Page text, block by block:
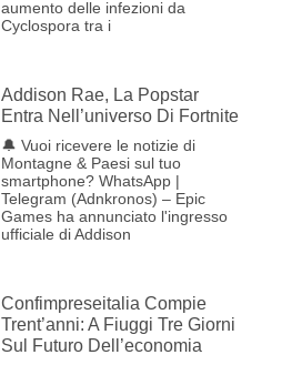
aumento delle infezioni da
Cyclospora tra i
Addison Rae, La Popstar
Entra Nell’universo Di Fortnite
🔔 Vuoi ricevere le notizie di
Montagne & Paesi sul tuo
smartphone? WhatsApp |
Telegram (Adnkronos) – Epic
Games ha annunciato l'ingresso
ufficiale di Addison
Confimpreseitalia Compie
Trent’anni: A Fiuggi Tre Giorni
Sul Futuro Dell’economia